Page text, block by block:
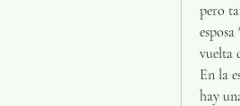
pero
vuelta
En la
hay